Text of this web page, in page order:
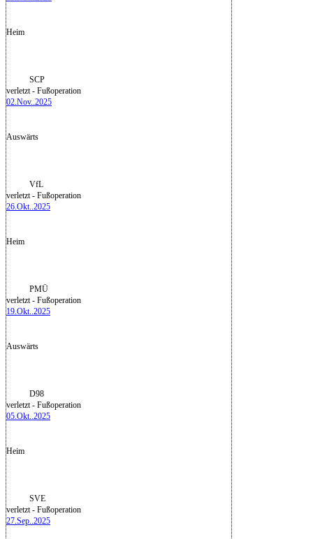
Heim
SCP
verletzt - Fußoperation
02.Nov..2025
Auswärts
VfL
verletzt - Fußoperation
26.Okt..2025
Heim
PMÜ
verletzt - Fußoperation
19.Okt..2025
Auswärts
D98
verletzt - Fußoperation
05.Okt..2025
Heim
SVE
verletzt - Fußoperation
27.Sep..2025